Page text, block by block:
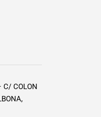
C/ COLON